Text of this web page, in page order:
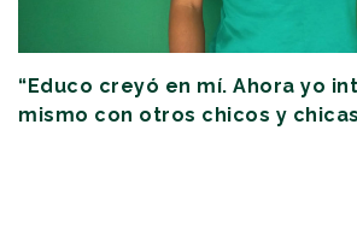
“Educo creyó en mí. Ahora yo
mismo con otros chicos y